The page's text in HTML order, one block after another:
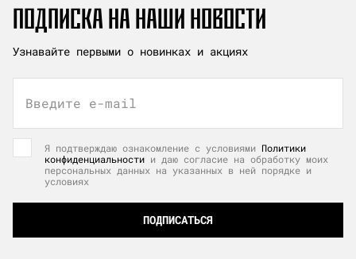
ПОДПИСКА НА НАШИ НОВОСТИ
Узнавайте первыми о новинках и акциях
Введите e-mail
Я подтверждаю ознакомление с условиями Политики
конфиденциальности и даю согласие на обработку моих
персональных данных на указанных в ней порядке и
условиях
ПОДПИСАТЬСЯ